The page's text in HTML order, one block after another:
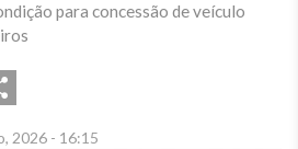
para concessão de veículo
2026 - 16:15